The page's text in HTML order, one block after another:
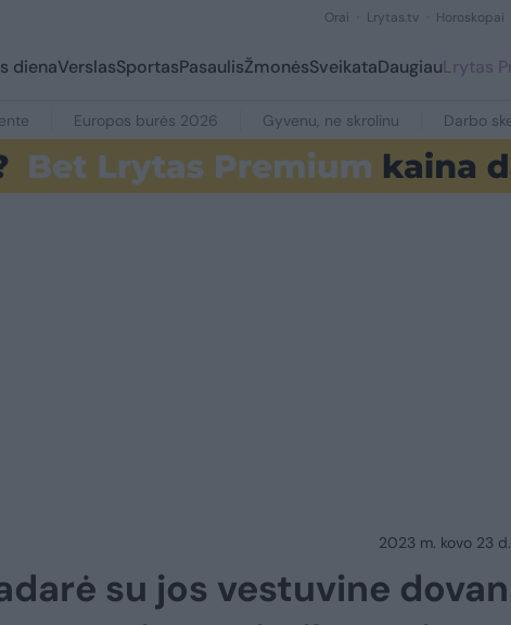
Orai Lrytas.tv Horoskopai
dienaVerslasSportasPasaulisŽmonėsSveikataDaugiauLrytas
Europos burės 2026 Gyvenu, ne skrolinu Darbo
2023 m. kovo 23
su jos vestuvine